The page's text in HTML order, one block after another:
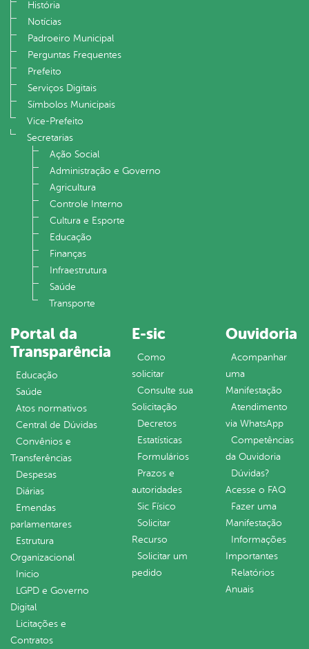
História
Notícias
Padroeiro Municipal
Perguntas Frequentes
Prefeito
Serviços Digitais
Símbolos Municipais
Vice-Prefeito
Secretarias
Ação Social
Administração e Governo
Agricultura
Controle Interno
Cultura e Esporte
Educação
Finanças
Infraestrutura
Saúde
Transporte
Portal da
Transparência
Educação
Saúde
Atos normativos
Central de Dúvidas
Convênios e
Transferências
Despesas
Diárias
Emendas
parlamentares
Estrutura
Organizacional
Inicio
LGPD e Governo
Digital
Licitações e
Contratos
E-sic
Como
solicitar
Consulte sua
Solicitação
Decretos
Estatísticas
Formulários
Prazos e
autoridades
Sic Físico
Solicitar
Recurso
Solicitar um
pedido
Ouvidoria
Acompanhar
uma
Manifestação
Atendimento
via WhatsApp
Competências
da Ouvidoria
Dúvidas?
Acesse o FAQ
Fazer uma
Manifestação
Informações
Importantes
Relatórios
Anuais